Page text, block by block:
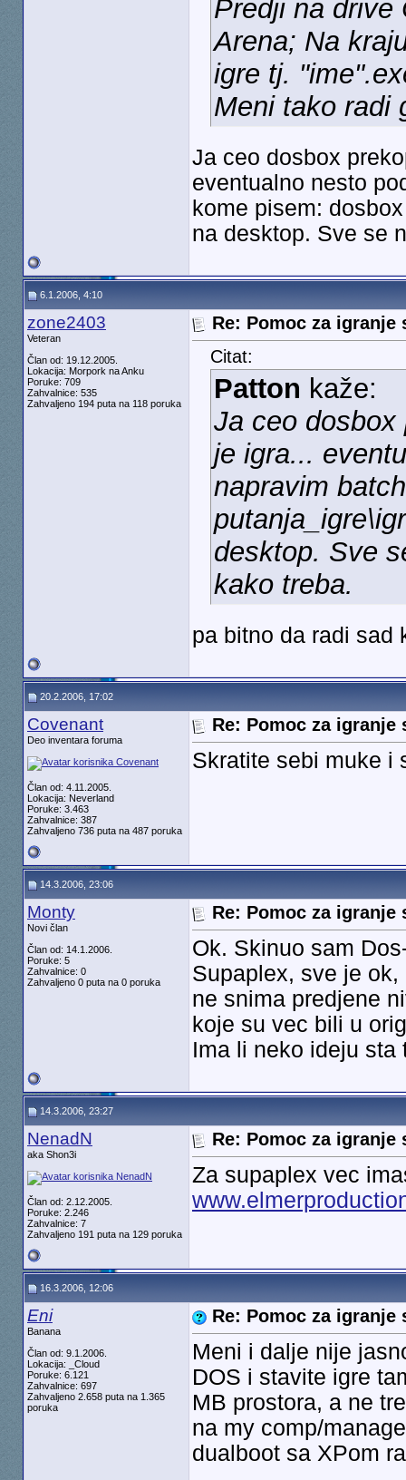
Predji na drive
Arena; Na
igre tj.
Meni tako radi
Ja ceo dosbox
eventualno nesto
kome pisem:
na desktop. Sve se
6.1.2006, 4:10
zone2403
Veteran
Član od: 19.12.2005.
Lokacija: Morpork na Anku
Poruke: 709
Zahvalnice: 535
Zahvaljeno 194 puta na 118 poruka
Re: Pomoc za igranje
Citat:
Patton kaže:
Ja ceo dosbox
je igra...
napravim
desktop. Sve
kako treba.
pa bitno da radi sad
20.2.2006, 17:02
Covenant
Deo inventara foruma
Član od: 4.11.2005.
Lokacija: Neverland
Poruke: 3.463
Zahvalnice: 387
Zahvaljeno 736 puta na 487 poruka
Re: Pomoc za igranje
Skratite sebi muke i
14.3.2006, 23:06
Monty
Novi član
Član od: 14.1.2006.
Poruke: 5
Zahvalnice: 0
Zahvaljeno 0 puta na 0 poruka
Re: Pomoc za igranje
Ok. Skinuo sam
Supaplex, sve je
ne snima predjene
koje su vec bili u
Ima li neko ideju sta
14.3.2006, 23:27
NenadN
aka Shon3i
Član od: 2.12.2005.
Poruke: 2.246
Zahvalnice: 7
Zahvaljeno 191 puta na 129 poruka
Re: Pomoc za igranje
Za supaplex vec
16.3.2006, 12:06
Eni
Banana
Član od: 9.1.2006.
Lokacija: _Cloud
Poruke: 6.121
Zahvalnice: 697
Zahvaljeno 2.658 puta na 1.365
poruka
Re: Pomoc za igranje
Meni i dalje nije
DOS i stavite igre
MB prostora, a ne
na my comp/
dualboot sa XPom